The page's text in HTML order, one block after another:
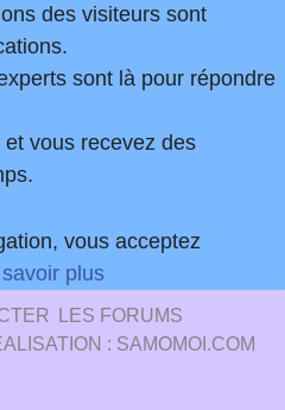
des visiteurs sont
sont là pour répondre
vous recevez des
vous acceptez
plus
LES FORUMS
: SAMOMOI.COM